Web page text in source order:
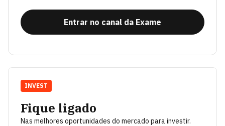
Entrar no canal da Exame
Fique ligado
Nas melhores oportunidades do mercado para investir.
INVEST